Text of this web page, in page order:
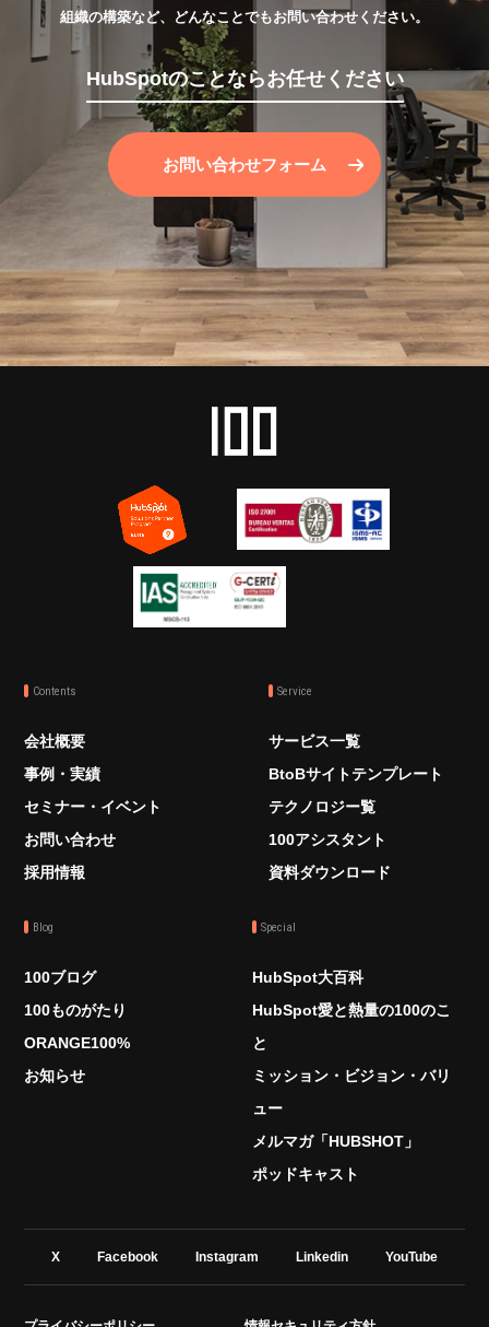
組織の構築など、どんなことでもお問い合わせください。
HubSpotのことならお任せください
お問い合わせフォーム
Contents
会社概要
事例・実績
セミナー・イベント
お問い合わせ
採用情報
Service
サービス一覧
BtoBサイトテンプレート
テクノロジー覧
100アシスタント
資料ダウンロード
Blog
100ブログ
100ものがたり
ORANGE100%
お知らせ
Special
HubSpot大百科
HubSpot愛と熱量の100のこ
と
ミッション・ビジョン・バリ
ュー
メルマガ「HUBSHOT」
ポッドキャスト
X Facebook Instagram Linkedin YouTube